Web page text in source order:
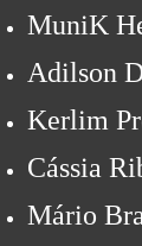
MuniK
Adilson
Kerlim
Cássia
Mário